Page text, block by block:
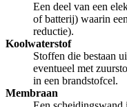
Een deel van een
of batterij) waarin
reductie).
Koolwaterstof
Stoffen die bestaan
eventueel met
in een brandstofcel.
Membraan